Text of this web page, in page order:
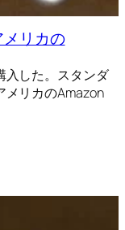
リカの
入した。スタンダ
メリカのAmazon